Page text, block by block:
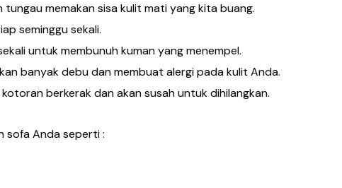
memakan sisa kulit mati yang kita buang.
seminggu sekali.
untuk membunuh kuman yang menempel.
banyak debu dan membuat alergi pada kulit Anda.
berkerak dan akan susah untuk dihilangkan.
sofa Anda seperti :